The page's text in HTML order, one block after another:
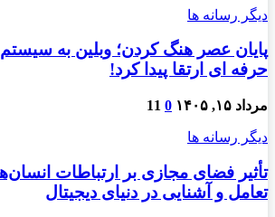
دیگر رسانه ها
پایان عصر هنگ کردن؛ وبلین به
حرفه ای ارتقا پیدا کرد!
مرداد ۱۵, ۱۴۰۵ 0
11
دیگر رسانه ها
تأثیر فضای مجازی بر ارتباطات
تعامل و آشنایی در دنیای دیجیتال